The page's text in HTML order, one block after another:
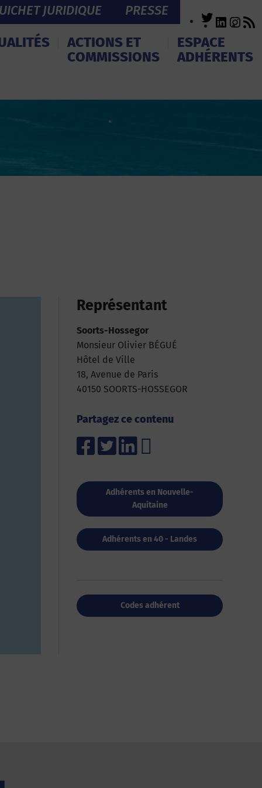
JURIDIQUE PRESSE Twitter
ACTIONS ET
COMMISSIONS
ESPACE
ADHÉRENTS
Représentant
Soorts-Hossegor
Monsieur Olivier BÉGUÉ
Hôtel de Ville
18, Avenue de Paris
40150 SOORTS-HOSSEGOR
Partagez ce contenu
Adhérents en Nouvelle-
Aquitaine
Adhérents en 40 - Landes
Codes adhérent